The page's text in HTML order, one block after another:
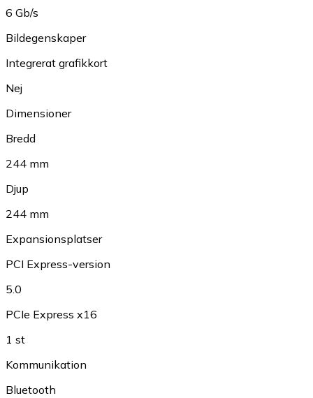
6 Gb/s
Bildegenskaper
Integrerat grafikkort
Nej
Dimensioner
Bredd
244 mm
Djup
244 mm
Expansionsplatser
PCI Express-version
5.0
PCIe Express x16
1 st
Kommunikation
Bluetooth